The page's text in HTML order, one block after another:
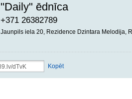
"Daily" ēdnīca
+371 26382789
Jaunpils iela 20, Rezidence Dzintara Melodija,
Kopēt